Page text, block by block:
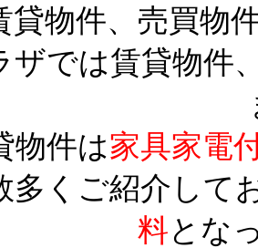
貸物件、売買物
ザでは賃貸物件
物件は家具家電
多くご紹介して
料とな